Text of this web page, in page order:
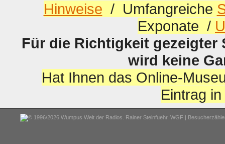
Hinweise / Umfangreiche
Exponate /
Für die Richtigkeit
wird keine
Hat Ihnen das Online-
Eintrag
© 1996/2026 Wumpus Welt der Radios. Rainer Steinfuehr, WGF |